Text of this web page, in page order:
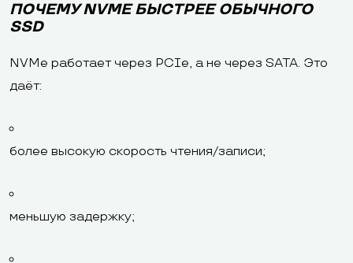
ПОЧЕМУ NVME БЫСТРЕЕ ОБЫЧНОГО
SSD
NVMe работает через PCIe, а не через SATA. Это
даёт:
более высокую скорость чтения/записи;
меньшую задержку;